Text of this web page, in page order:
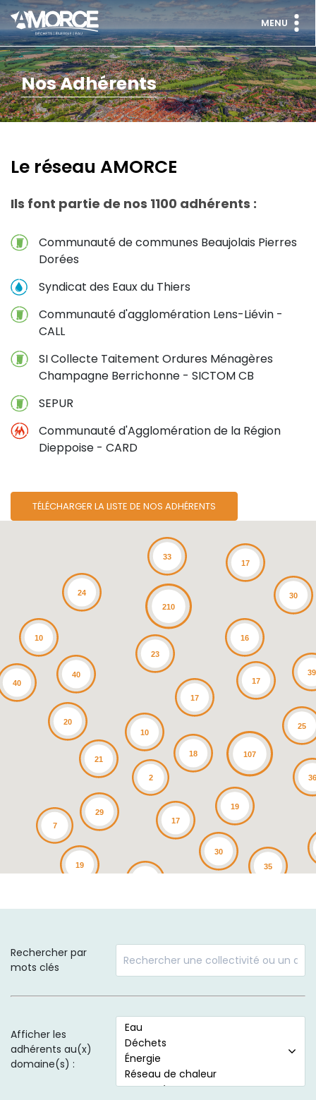
MENU
Nos Adhérents
Le réseau AMORCE
Ils font partie de nos 1100 adhérents :
Communauté de communes Beaujolais Pierres
Dorées
Syndicat des Eaux du Thiers
Communauté d'agglomération Lens-Liévin -
CALL
SI Collecte Taitement Ordures Ménagères
Champagne Berrichonne - SICTOM CB
SEPUR
Communauté d'Agglomération de la Région
Dieppoise - CARD
TÉLÉCHARGER LA LISTE DE NOS ADHÉRENTS
210
107
17
36
33
40
16
24
21
40
18
35
30
17
17
39
29
23
30
19
25
17
19
10
20
7
10
2
Rechercher par
mots clés
Afficher les
adhérents au(x)
domaine(s) :